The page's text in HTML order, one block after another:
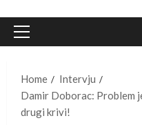
Primary
Home
Intervju
Damir Doborac: Problem
drugi krivi!